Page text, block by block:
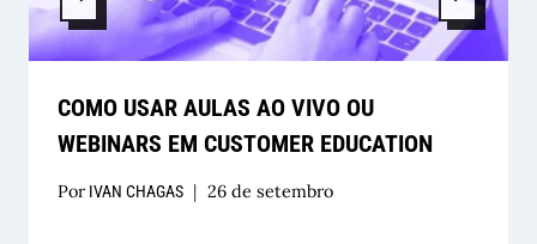
COMO USAR AULAS AO VIVO OU
WEBINARS EM CUSTOMER EDUCATION
Por IVAN CHAGAS 26 de setembro